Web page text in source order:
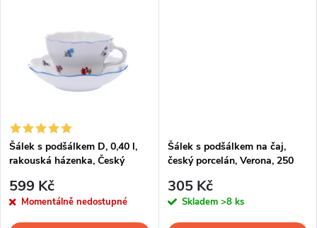
ů
ů
Šálek s podšálkem D, 0,40 l,
rakouská házenka, Český
599 Kč
Momentálně nedostupné
Šálek s podšálkem na čaj,
český porcelán, Verona, 250
Benedikt
305 Kč
Skladem >8 ks